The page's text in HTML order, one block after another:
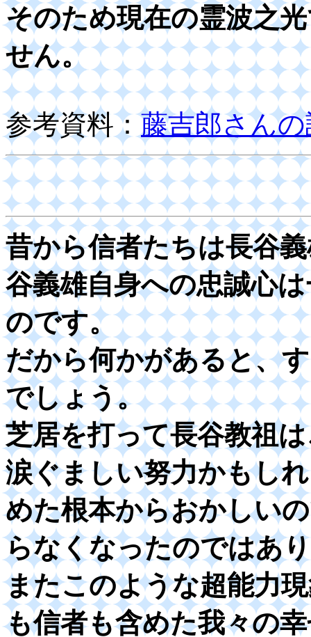
そのため現在の霊波之
せん。
参考資料：藤吉郎さん
昔から信者たちは長谷
谷義雄自身への忠誠心
のです。
だから何かがあると、
でしょう。
芝居を打って長谷教祖
涙ぐましい努力かもし
めた根本からおかしい
らなくなったのではあ
またこのような超能力
も信者も含めた我々の